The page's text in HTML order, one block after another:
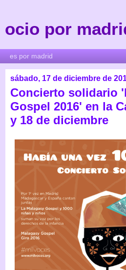
ocio por
sábado, 17 de diciembre de
Concierto solidario
Gospel 2016' en la
y 18 de diciembre